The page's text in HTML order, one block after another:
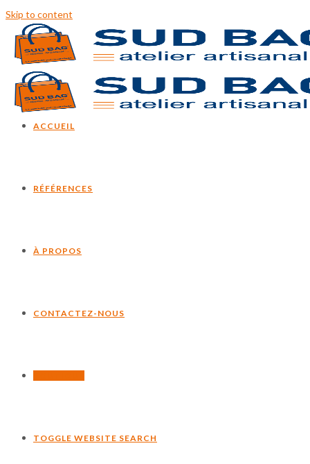
Skip to content
ACCUEIL
RÉFÉRENCES
À PROPOS
CONTACTEZ-NOUS
TOGGLE WEBSITE SEARCH